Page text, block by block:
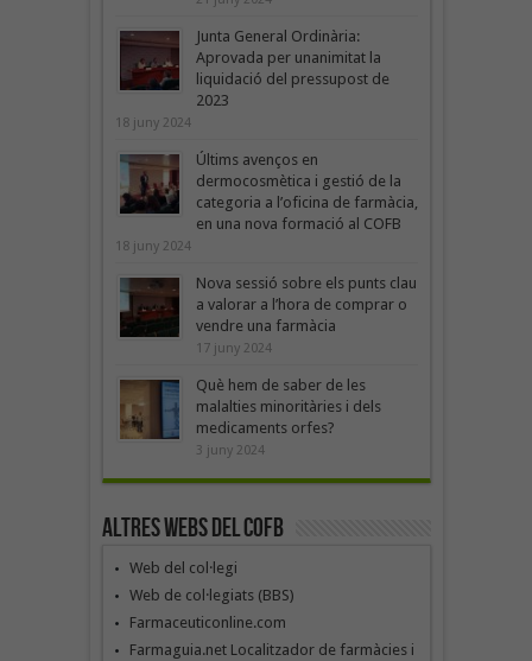
Junta General Ordinària:
Aprovada per unanimitat la
liquidació del pressupost de
2023
18 juny 2024
Últims avenços en
dermocosmètica i gestió de la
categoria a l’oficina de farmàcia,
en una nova formació al COFB
18 juny 2024
Nova sessió sobre els punts clau
a valorar a l’hora de comprar o
vendre una farmàcia
17 juny 2024
Què hem de saber de les
malalties minoritàries i dels
medicaments orfes?
3 juny 2024
Altres webs del COFB
Web del col·legi
Web de col·legiats (BBS)
Farmaceuticonline.com
Farmaguia.net Localitzador de farmàcies i